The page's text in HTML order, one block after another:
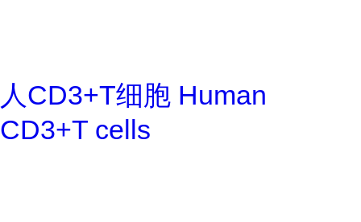
人CD3+T细胞 Human
CD3+T cells